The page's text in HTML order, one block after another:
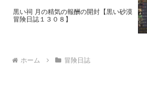
黒い祠 月の精気の報酬の開封【黒い砂漠
冒険日誌１３０８】
ホーム 冒険日誌